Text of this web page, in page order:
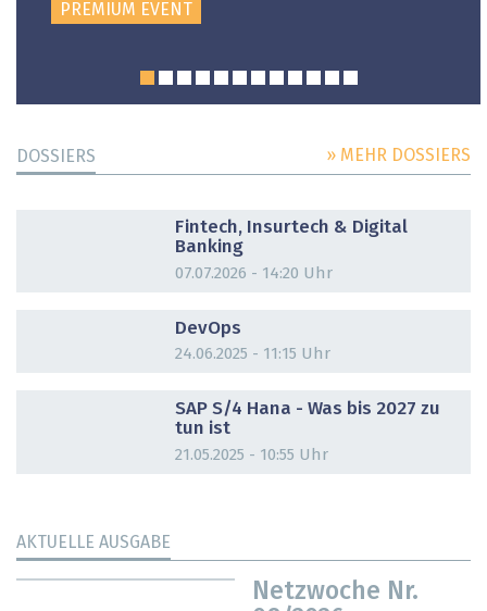
PREMIUM EVENT
DOSSIERS » MEHR DOSSIERS
Fintech, Insurtech & Digital
Banking
07.07.2026 - 14:20 Uhr
DevOps
24.06.2025 - 11:15 Uhr
SAP S/4 Hana - Was bis 2027 zu
tun ist
21.05.2025 - 10:55 Uhr
AKTUELLE AUSGABE
Netzwoche Nr.